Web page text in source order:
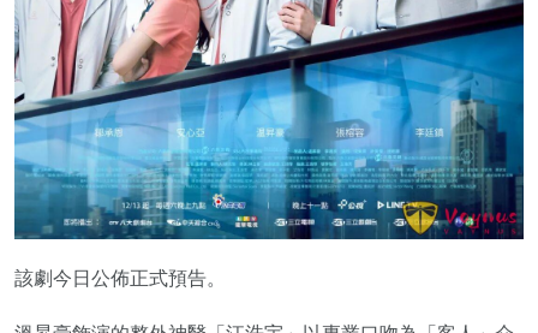
該劇今日公佈正式預告。